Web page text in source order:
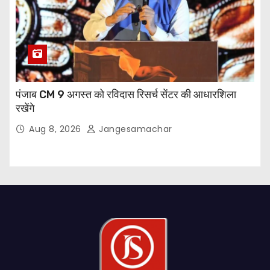
पंजाब CM 9 अगस्त को रविदास रिसर्च सेंटर की आधारशिला
रखेंगे
Aug 8, 2026 Jangesamachar